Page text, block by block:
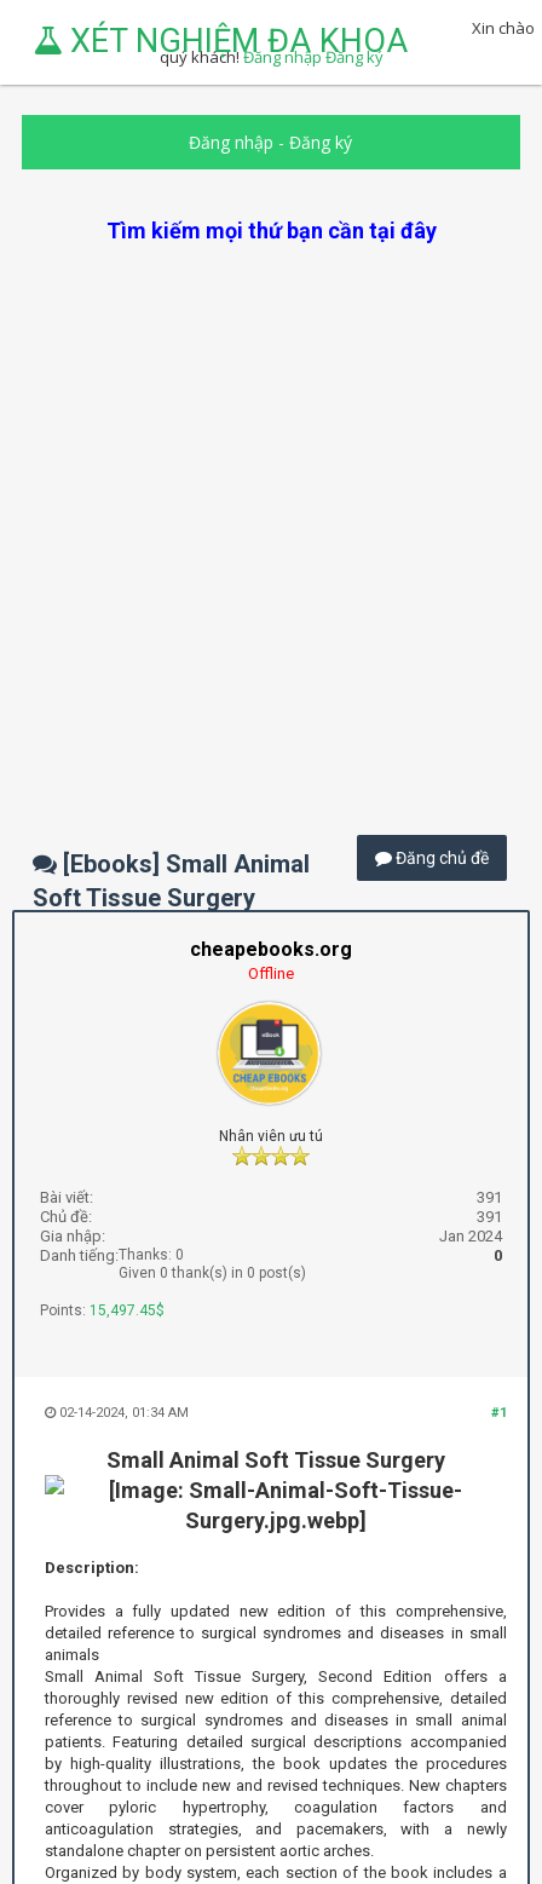
XÉT NGHIỆM ĐA KHOA
Xin chào
quý khách!Đăng nhậpĐăng ký
Đăng nhập -Đăng ký
Tìm kiếm mọi thứ bạn cần tại đây
Đăng chủ đề
[Ebooks] Small Animal
Soft Tissue Surgery
cheapebooks.org
Offline
Nhân viên ưu tú
Bài viết:
391
Chủ đề:
391
Gia nhập:
Jan 2024
Danh tiếng:
0
Thanks: 0
Given 0 thank(s) in 0 post(s)
Points: 15,497.45$
#1
02-14-2024, 01:34 AM
Small Animal Soft Tissue Surgery
Description:
Provides a fully updated new edition of this comprehensive,
detailed reference to surgical syndromes and diseases in small
animals
Small Animal Soft Tissue Surgery, Second Edition offers a
thoroughly revised new edition of this comprehensive, detailed
reference to surgical syndromes and diseases in small animal
patients. Featuring detailed surgical descriptions accompanied
by high-quality illustrations, the book updates the procedures
throughout to include new and revised techniques. New chapters
cover pyloric hypertrophy, coagulation factors and
anticoagulation strategies, and pacemakers, with a newly
standalone chapter on persistent aortic arches.
Organized by body system, each section of the book includes a